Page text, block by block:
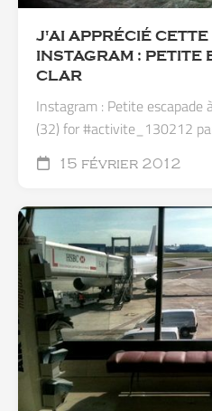
J'AI APPRÉCIÉ
INSTAGRAM : PETITE
CLAR
Instagram : Petite escapade
(32) for #activite_130212
15 février 2012